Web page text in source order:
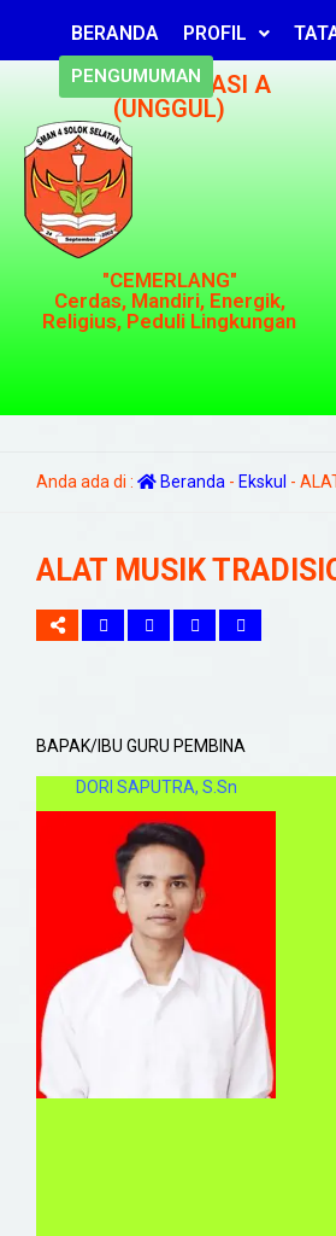
BERANDA PROFIL
PENGUMUMAN
TERAKREDITASI A
(UNGGUL)
"CEMERLANG"
Cerdas, Mandiri, Energik,
Religius, Peduli Lingkungan
Anda ada di : Beranda - Ekskul -
ALAT MUSIK
BAPAK/IBU GURU PEMBINA
DORI SAPUTRA, S.Sn